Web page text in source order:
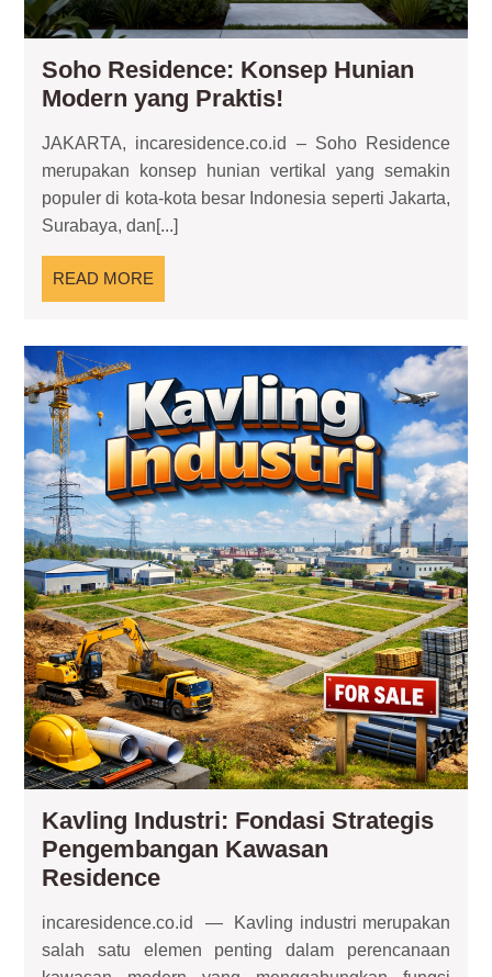
Soho Residence: Konsep Hunian
Modern yang Praktis!
Konsep
Hunian
Modern
JAKARTA, incaresidence.co.id – Soho Residence
merupakan konsep hunian vertikal yang semakin
populer di kota-kota besar Indonesia seperti Jakarta,
Surabaya, dan[...]
READ MORE
MORE
Kavling Industri: Fondasi Strategis
Pengembangan Kawasan
ResidenceKavling
Fondasi
Strategis
incaresidence.co.id — Kavling industri merupakan
salah satu elemen penting dalam perencanaan